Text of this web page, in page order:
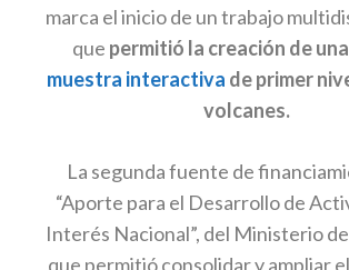
marca el inicio de un trabajo
que permitió la creación de
muestra interactiva de primer
volcanes.
La segunda fuente de
“Aporte para el Desarrollo de
Interés Nacional”, del Ministerio
que permitió consolidar y ampliar